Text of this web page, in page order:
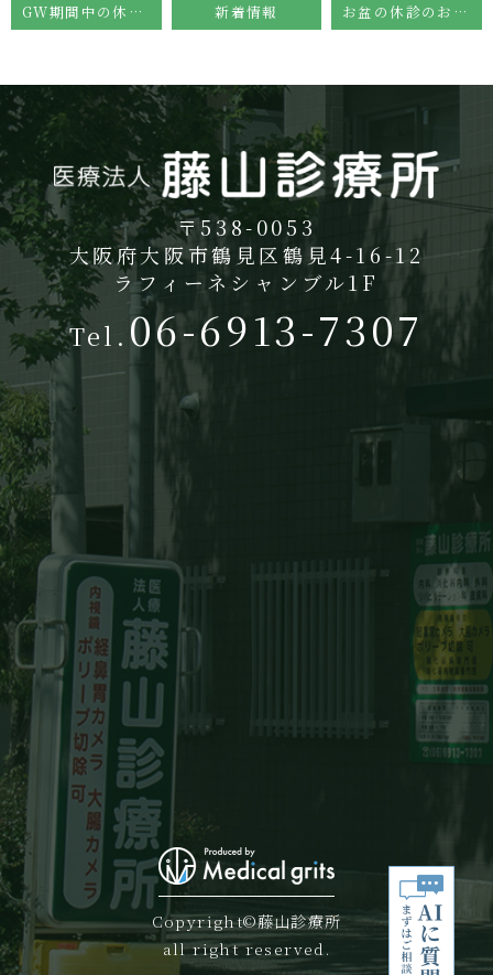
GW期間中の休診日のお知らせ 新着情報 お盆の休診のお知らせ
〒538-0053
大阪府大阪市鶴見区鶴見4-16-12
ラフィーネシャンブル1F
Tel. 06-6913-7307
Copyright©藤山診療所
all right reserved.